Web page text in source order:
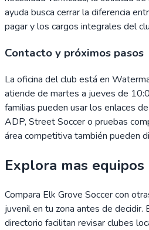
ayuda busca cerrar la diferencia
pagar y los cargos integrales del
Contacto y próximos pasos
La oficina del club está en
atiende de martes a jueves de
familias pueden usar los enlaces
ADP, Street Soccer o pruebas
área competitiva también pueden
Explora mas equipos
Compara Elk Grove Soccercon
juvenil en tu zona antes de decidir.
directorio facilitan revisar clubes